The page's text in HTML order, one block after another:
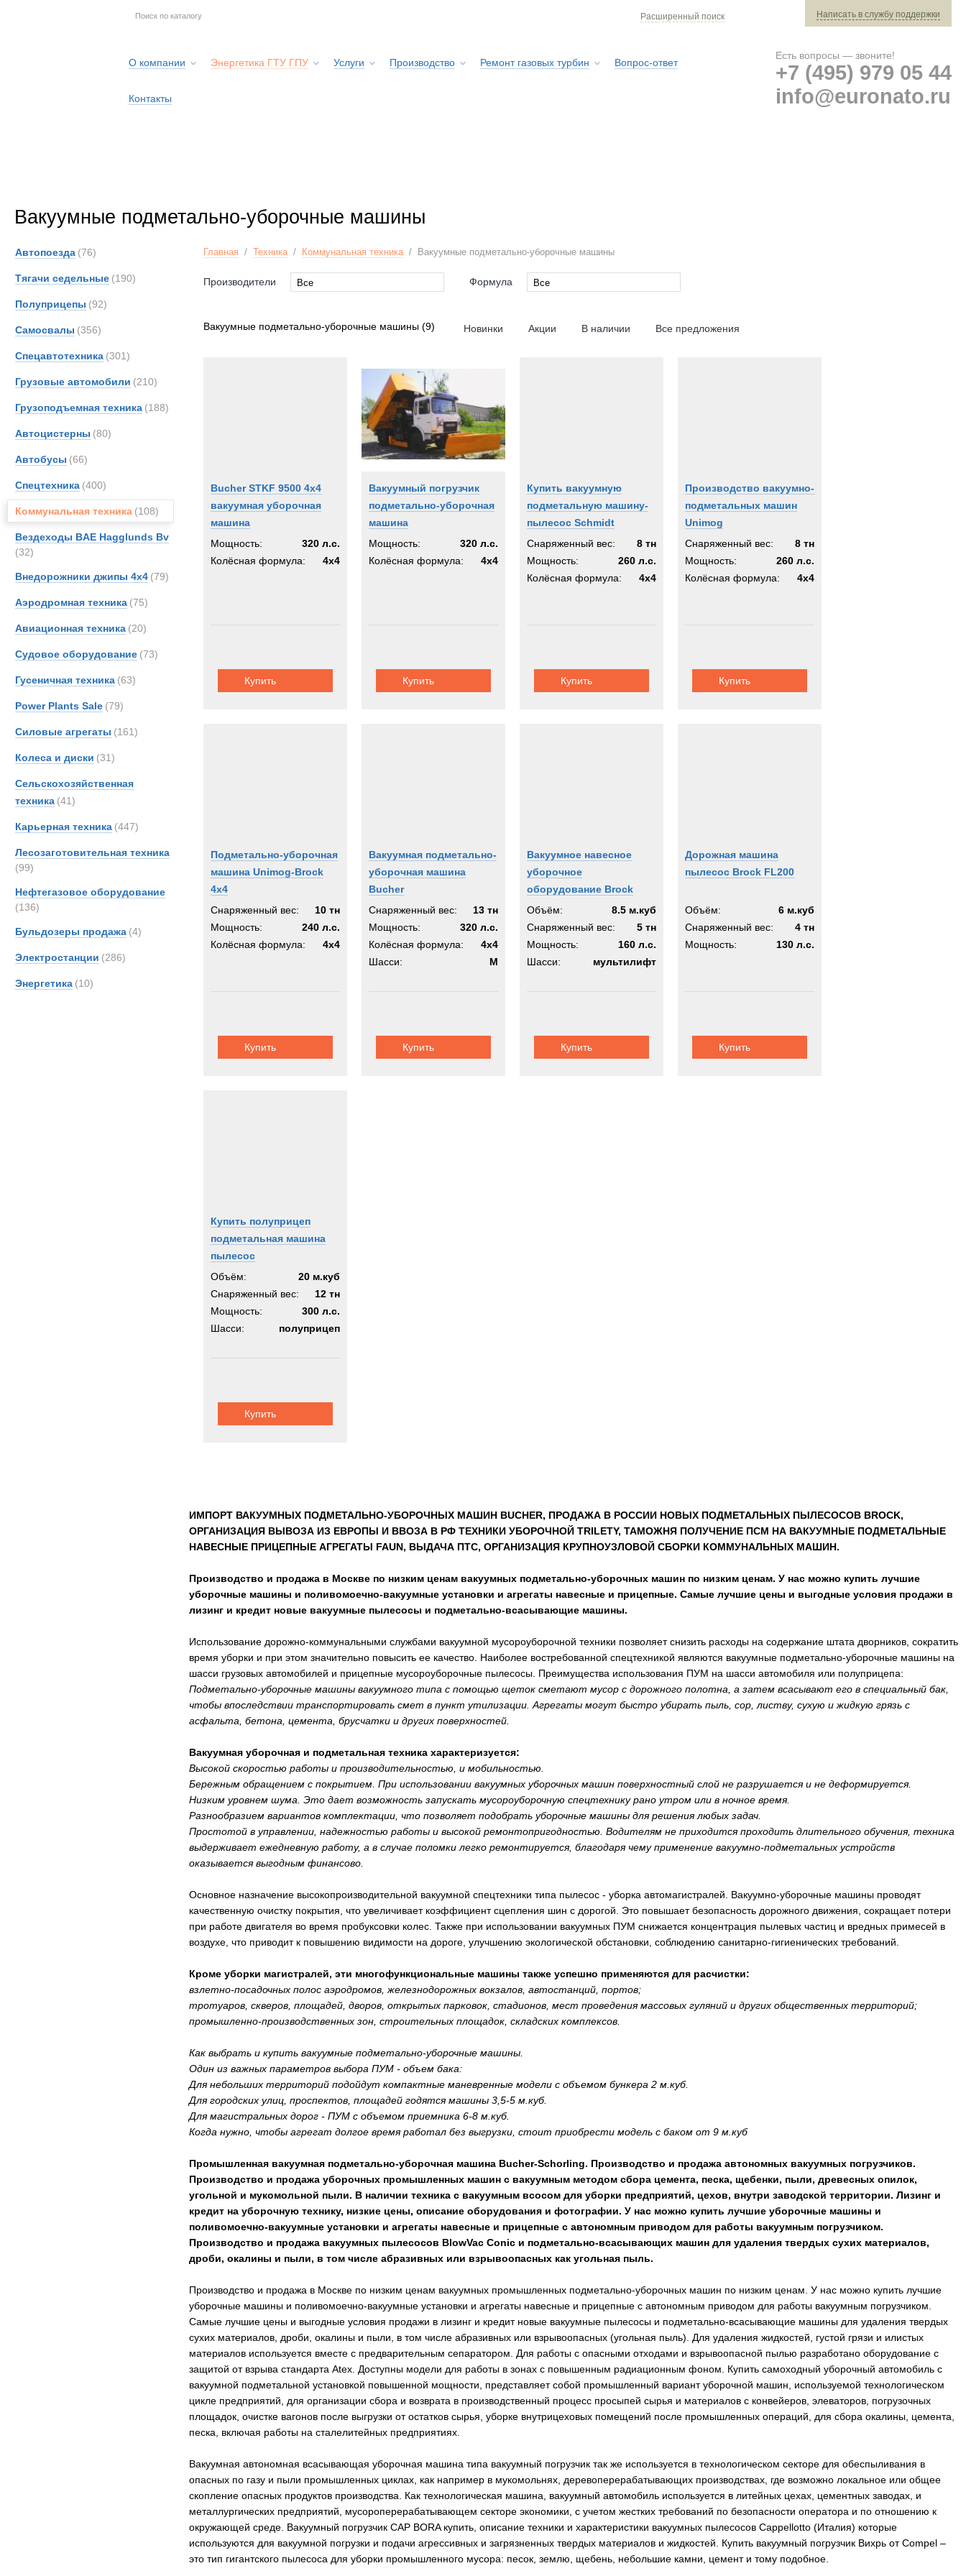
Расширенный поиск Написать в службу поддержки
О компании Энергетика ГТУ ГПУ Услуги Производство Ремонт газовых турбин Вопрос-ответ
Контакты
Есть вопросы — звоните!
+7 (495) 979 05 44
info@euronato.ru
Вакуумные подметально-уборочные машины
Автопоезда (76)
Тягачи седельные (190)
Полуприцепы (92)
Самосвалы (356)
Спецавтотехника (301)
Грузовые автомобили (210)
Грузоподъемная техника (188)
Автоцистерны (80)
Автобусы (66)
Спецтехника (400)
Коммунальная техника (108)
Вездеходы BAE Hagglunds Bv
(32)
Внедорожники джипы 4х4 (79)
Аэродромная техника (75)
Авиационная техника (20)
Судовое оборудование (73)
Гусеничная техника (63)
Power Plants Sale (79)
Силовые агрегаты (161)
Колеса и диски (31)
Сельскохозяйственная
техника (41)
Карьерная техника (447)
Лесозаготовительная техника
(99)
Нефтегазовое оборудование
(136)
Бульдозеры продажа (4)
Электростанции (286)
Энергетика (10)
Главная / Техника/ Коммунальная техника/ Вакуумные подметально-уборочные машины
Производители
Все
Формула
Все
Вакуумные подметально-уборочные машины (9) Новинки Акции В наличии Все предложения
Bucher STKF 9500 4x4
вакуумная уборочная
машина
Мощность:
320 л.с.
Колёсная формула:
4x4
Купить
Вакуумный погрузчик
подметально-уборочная
машина
Мощность:
320 л.с.
Колёсная формула:
4x4
Купить
Купить вакуумную
подметальную машину-
пылесос Schmidt
Снаряженный вес:
8 тн
Мощность:
260 л.с.
Колёсная формула:
4x4
Купить
Производство вакуумно-
подметальных машин
Unimog
Снаряженный вес:
8 тн
Мощность:
260 л.с.
Колёсная формула:
4x4
Купить
Подметально-уборочная
машина Unimog-Brock
4x4
Снаряженный вес:
10 тн
Мощность:
240 л.с.
Колёсная формула:
4x4
Купить
Вакуумная подметально-
уборочная машина
Bucher
Снаряженный вес:
13 тн
Мощность:
320 л.с.
Колёсная формула:
4x4
Шасси:
M
Купить
Вакуумное навесное
уборочное
оборудование Brock
MVS
Объём:
8.5 м.куб
Снаряженный вес:
5 тн
Мощность:
160 л.с.
Шасси:
мультилифт
Купить
Дорожная машина
пылесос Brock FL200
Объём:
6 м.куб
Снаряженный вес:
4 тн
Мощность:
130 л.с.
Купить
Купить полуприцеп
подметальная машина
пылесос
Объём:
20 м.куб
Снаряженный вес:
12 тн
Мощность:
300 л.с.
Шасси:
полуприцеп
Купить
ИМПОРТ ВАКУУМНЫХ ПОДМЕТАЛЬНО-УБОРОЧНЫХ МАШИН BUCHER, ПРОДАЖА В РОССИИ НОВЫХ ПОДМЕТАЛЬНЫХ ПЫЛЕСОСОВ BROCK,
ОРГАНИЗАЦИЯ ВЫВОЗА ИЗ ЕВРОПЫ И ВВОЗА В РФ ТЕХНИКИ УБОРОЧНОЙ TRILETY, ТАМОЖНЯ ПОЛУЧЕНИЕ ПСМ НА ВАКУУМНЫЕ ПОДМЕТАЛЬНЫЕ
НАВЕСНЫЕ ПРИЦЕПНЫЕ АГРЕГАТЫ FAUN, ВЫДАЧА ПТС, ОРГАНИЗАЦИЯ КРУПНОУЗЛОВОЙ СБОРКИ КОММУНАЛЬНЫХ МАШИН.
Производство и продажа в Москве по низким ценам вакуумных подметально-уборочных машин по низким ценам. У нас можно купить лучшие
уборочные машины и поливомоечно-вакуумные установки и агрегаты навесные и прицепные. Самые лучшие цены и выгодные условия продажи в
лизинг и кредит новые вакуумные пылесосы и подметально-всасывающие машины.
Использование дорожно-коммунальными службами вакуумной мусороуборочной техники позволяет снизить расходы на содержание штата дворников, сократить
время уборки и при этом значительно повысить ее качество. Наиболее востребованной спецтехникой являются вакуумные подметально-уборочные машины на
шасси грузовых автомобилей и прицепные мусороуборочные пылесосы. Преимущества использования ПУМ на шасси автомобиля или полуприцепа:
Подметально-уборочные машины вакуумного типа с помощью щеток сметают мусор с дорожного полотна, а затем всасывают его в специальный бак,
чтобы впоследствии транспортировать смет в пункт утилизации. Агрегаты могут быстро убирать пыль, сор, листву, сухую и жидкую грязь с
асфальта, бетона, цемента, брусчатки и других поверхностей.
Вакуумная уборочная и подметальная техника характеризуется:
Высокой скоростью работы и производительностью, и мобильностью.
Бережным обращением с покрытием. При использовании вакуумных уборочных машин поверхностный слой не разрушается и не деформируется.
Низким уровнем шума. Это дает возможность запускать мусороуборочную спецтехнику рано утром или в ночное время.
Разнообразием вариантов комплектации, что позволяет подобрать уборочные машины для решения любых задач.
Простотой в управлении, надежностью работы и высокой ремонтопригодностью. Водителям не приходится проходить длительного обучения, техника
выдерживает ежедневную работу, а в случае поломки легко ремонтируется, благодаря чему применение вакуумно-подметальных устройств
оказывается выгодным финансово.
Основное назначение высокопроизводительной вакуумной спецтехники типа пылесос - уборка автомагистралей. Вакуумно-уборочные машины проводят
качественную очистку покрытия, что увеличивает коэффициент сцепления шин с дорогой. Это повышает безопасность дорожного движения, сокращает потери
при работе двигателя во время пробуксовки колес. Также при использовании вакуумных ПУМ снижается концентрация пылевых частиц и вредных примесей в
воздухе, что приводит к повышению видимости на дороге, улучшению экологической обстановки, соблюдению санитарно-гигиенических требований.
Кроме уборки магистралей, эти многофункциональные машины также успешно применяются для расчистки:
взлетно-посадочных полос аэродромов, железнодорожных вокзалов, автостанций, портов;
тротуаров, скверов, площадей, дворов, открытых парковок, стадионов, мест проведения массовых гуляний и других общественных территорий;
промышленно-производственных зон, строительных площадок, складских комплексов.
Как выбрать и купить вакуумные подметально-уборочные машины.
Один из важных параметров выбора ПУМ - объем бака:
Для небольших территорий подойдут компактные маневренные модели с объемом бункера 2 м.куб.
Для городских улиц, проспектов, площадей годятся машины 3,5-5 м.куб.
Для магистральных дорог - ПУМ с объемом приемника 6-8 м.куб.
Когда нужно, чтобы агрегат долгое время работал без выгрузки, стоит приобрести модель с баком от 9 м.куб
Промышленная вакуумная подметально-уборочная машина Bucher-Schorling. Производство и продажа автономных вакуумных погрузчиков.
Производство и продажа уборочных промышленных машин с вакуумным методом сбора цемента, песка, щебенки, пыли, древесных опилок,
угольной и мукомольной пыли. В наличии техника с вакуумным всосом для уборки предприятий, цехов, внутри заводской территории. Лизинг и
кредит на уборочную технику, низкие цены, описание оборудования и фотографии. У нас можно купить лучшие уборочные машины и
поливомоечно-вакуумные установки и агрегаты навесные и прицепные с автономным приводом для работы вакуумным погрузчиком.
Производство и продажа вакуумных пылесосов BlowVac Conic и подметально-всасывающих машин для удаления твердых сухих материалов,
дроби, окалины и пыли, в том числе абразивных или взрывоопасных как угольная пыль.
Производство и продажа в Москве по низким ценам вакуумных промышленных подметально-уборочных машин по низким ценам. У нас можно купить лучшие
уборочные машины и поливомоечно-вакуумные установки и агрегаты навесные и прицепные с автономным приводом для работы вакуумным погрузчиком.
Самые лучшие цены и выгодные условия продажи в лизинг и кредит новые вакуумные пылесосы и подметально-всасывающие машины для удаления твердых
сухих материалов, дроби, окалины и пыли, в том числе абразивных или взрывоопасных (угольная пыль). Для удаления жидкостей, густой грязи и илистых
материалов используется вместе с предварительным сепаратором. Для работы с опасными отходами и взрывоопасной пылью разработано оборудование с
защитой от взрыва стандарта Atex. Доступны модели для работы в зонах с повышенным радиационным фоном. Купить самоходный уборочный автомобиль с
вакуумной подметальной установкой повышенной мощности, представляет собой промышленный вариант уборочной машин, используемой технологическом
цикле предприятий, для организации сбора и возврата в производственный процесс просыпей сырья и материалов с конвейеров, элеваторов, погрузочных
площадок, очистке вагонов после выгрузки от остатков сырья, уборке внутрицеховых помещений после промышленных операций, для сбора окалины, цемента,
песка, включая работы на сталелитейных предприятиях.
Вакуумная автономная всасывающая уборочная машина типа вакуумный погрузчик так же используется в технологическом секторе для обеспыливания в
опасных по газу и пыли промышленных циклах, как например в мукомольнях, деревоперерабатывающих производствах, где возможно локальное или общее
скопление опасных продуктов производства. Как технологическая машина, вакуумный автомобиль используется в литейных цехах, цементных заводах, и
металлургических предприятий, мусороперерабатывающем секторе экономики, с учетом жестких требований по безопасности оператора и по отношению к
окружающей среде. Вакуумный погрузчик CAP BORA купить, описание техники и характеристики вакуумных пылесосов Cappellotto (Италия) которые
используются для вакуумной погрузки и подачи агрессивных и загрязненных твердых материалов и жидкостей. Купить вакуумный погрузчик Вихрь от Compel –
это тип гигантского пылесоса для уборки промышленного мусора: песок, землю, щебень, небольшие камни, цемент и тому подобное.